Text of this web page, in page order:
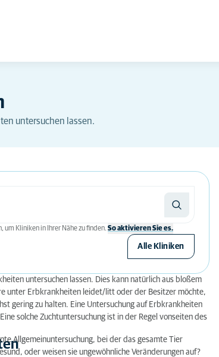
untersuchen lassen.
um Kliniken in Ihrer Nähe zu finden. So aktivieren Sie es.
Alle Kliniken
untersuchen lassen. Dies kann natürlich aus bloßem
unter Erbkrankheiten leidet/litt oder der Besitzer möchte,
gering zu halten. Eine Untersuchung auf Erbkrankheiten
solche Zuchtuntersuchung ist in der Regel vonseiten des
Allgemeinuntersuchung, bei der das gesamte Tier
oder weisen sie ungewöhnliche Veränderungen auf?